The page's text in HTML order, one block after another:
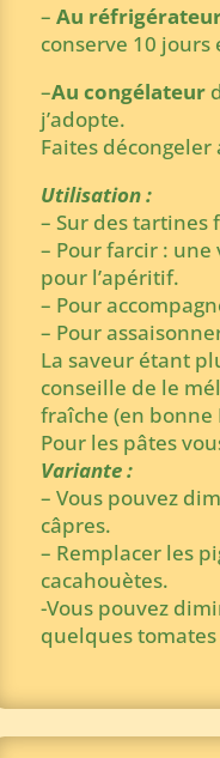
– Au
conserve 10
–Au congélateur
j’adopte.
Faites
Utilisation :
– Sur des tartines
– Pour farcir :
pour l’apéritif.
– Pour
– Pour
La saveur étant
conseille de le
fraîche (en bonne
Pour les pâtes
Variante :
– Vous pouvez
câpres.
– Remplacer les
cacahouètes.
-Vous pouvez
quelques